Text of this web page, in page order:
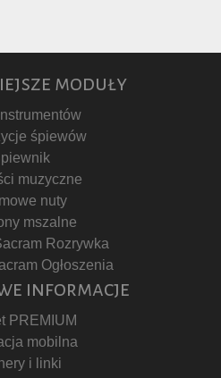
moduły
śpiewów
muzyczne
nuty
mszalne
Rozrywka
Ogłoszenia
informacje
PREMIUM
mobilna
i linki